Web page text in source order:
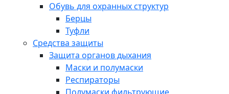
Обувь для охранных структур
Берцы
Туфли
Средства защиты
Защита органов дыхания
Маски и полумаски
Респираторы